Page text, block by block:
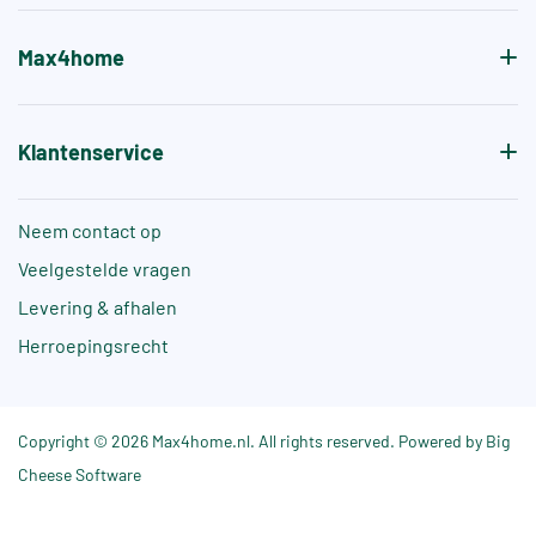
Max4home
Klantenservice
Neem contact op
Veelgestelde vragen
Levering & afhalen
Herroepingsrecht
Copyright © 2026 Max4home.nl. All rights reserved. Powered by Big
Cheese Software